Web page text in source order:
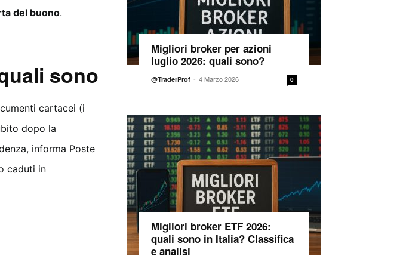
del buono.
sono
cartacei (i
dopo la
informa Poste
caduti in
Migliori broker per azioni
luglio 2026: quali sono?
@TraderProf - 4 Marzo 2026 0
Migliori broker ETF 2026:
quali sono in Italia? Classifica
e analisi